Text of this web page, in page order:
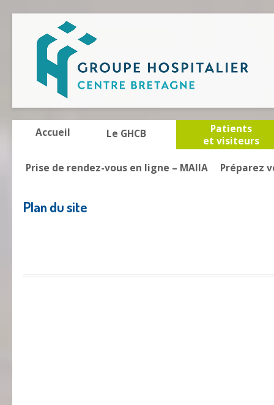
Accueil Le GHCB
Patients
et visiteurs
Prise de rendez-vous en ligne – MAIIA
Préparez
Plan du site